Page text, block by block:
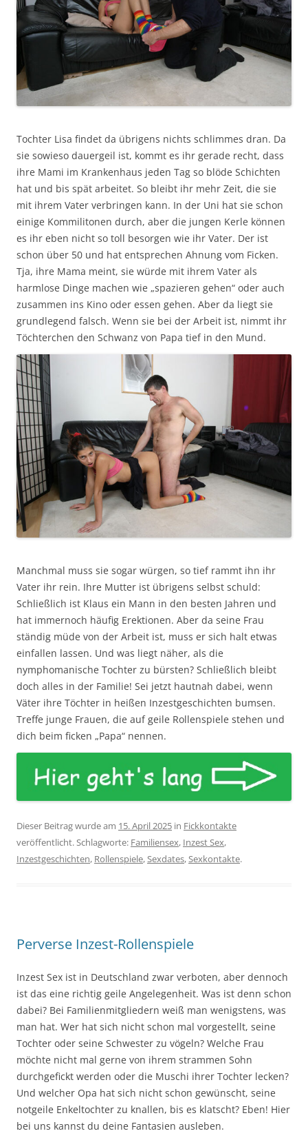
Tochter Lisa findet da übrigens nichts schlimmes dran. Da
sie sowieso dauergeil ist, kommt es ihr gerade recht, dass
ihre Mami im Krankenhaus jeden Tag so blöde Schichten
hat und bis spät arbeitet. So bleibt ihr mehr Zeit, die sie
mit ihrem Vater verbringen kann. In der Uni hat sie schon
einige Kommilitonen durch, aber die jungen Kerle können
es ihr eben nicht so toll besorgen wie ihr Vater. Der ist
schon über 50 und hat entsprechen Ahnung vom Ficken.
Tja, ihre Mama meint, sie würde mit ihrem Vater als
harmlose Dinge machen wie „spazieren gehen“ oder auch
zusammen ins Kino oder essen gehen. Aber da liegt sie
grundlegend falsch. Wenn sie bei der Arbeit ist, nimmt ihr
Töchterchen den Schwanz von Papa tief in den Mund.
Manchmal muss sie sogar würgen, so tief rammt ihn ihr
Vater ihr rein. Ihre Mutter ist übrigens selbst schuld:
Schließlich ist Klaus ein Mann in den besten Jahren und
hat immernoch häufig Erektionen. Aber da seine Frau
ständig müde von der Arbeit ist, muss er sich halt etwas
einfallen lassen. Und was liegt näher, als die
nymphomanische Tochter zu bürsten? Schließlich bleibt
doch alles in der Familie! Sei jetzt hautnah dabei, wenn
Väter ihre Töchter in heißen Inzestgeschichten bumsen.
Treffe junge Frauen, die auf geile Rollenspiele stehen und
dich beim ficken „Papa“ nennen.
Dieser Beitrag wurde am 15. April 2025 in Fickkontakte
veröffentlicht. Schlagworte: Familiensex, Inzest Sex,
Inzestgeschichten, Rollenspiele,Sexdates,Sexkontakte.
Perverse Inzest-Rollenspiele
Inzest Sex ist in Deutschland zwar verboten, aber dennoch
ist das eine richtig geile Angelegenheit. Was ist denn schon
dabei? Bei Familienmitgliedern weiß man wenigstens, was
man hat. Wer hat sich nicht schon mal vorgestellt, seine
Tochter oder seine Schwester zu vögeln? Welche Frau
möchte nicht mal gerne von ihrem strammen Sohn
durchgefickt werden oder die Muschi ihrer Tochter lecken?
Und welcher Opa hat sich nicht schon gewünscht, seine
notgeile Enkeltochter zu knallen, bis es klatscht? Eben! Hier
bei uns kannst du deine Fantasien ausleben.